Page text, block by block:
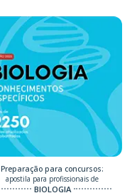
Preparação para concursos:
apostila para profissionais de
BIOLOGIA